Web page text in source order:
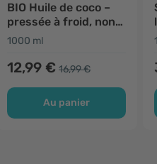
BIO Huile de coco –
pressée à froid, non
raffinée
1000 ml
12,99 € 16,99 €
Au panier